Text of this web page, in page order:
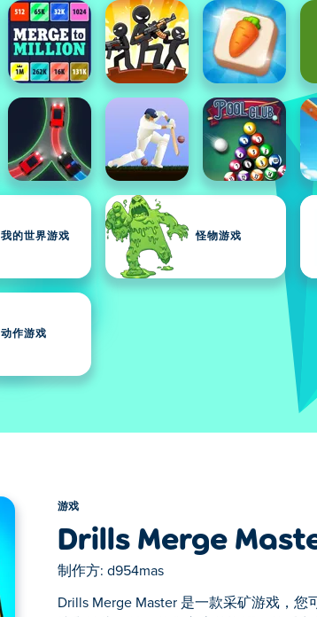
我的世界游戏 怪物游戏
动作游戏
游戏
Drills Merge
制作方: d954mas
Drills Merge Master 是一款采矿游戏，